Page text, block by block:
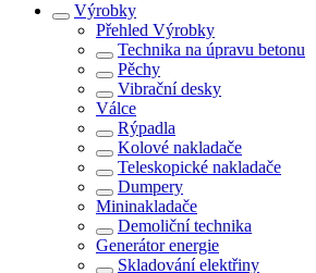
Výrobky
Přehled Výrobky
Technika na úpravu betonu
Pěchy
Vibrační desky
Válce
Rýpadla
Kolové nakladače
Teleskopické nakladače
Dumpery
Mininakladače
Demoliční technika
Generátor energie
Skladování elektřiny